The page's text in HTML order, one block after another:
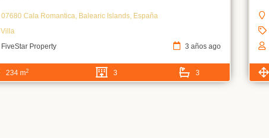
07680 Cala Romantica, Balearic Islands, España
Villa
FiveStar Property
3 años ago
234 m2 3 3